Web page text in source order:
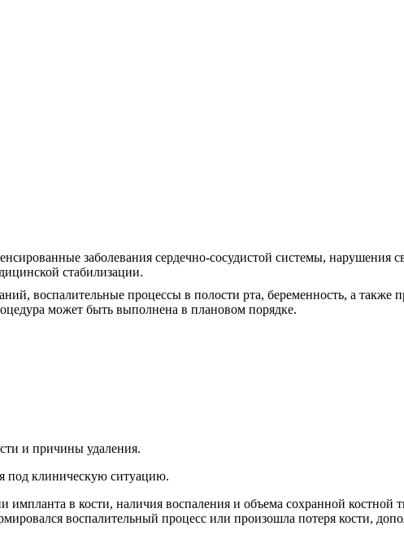
заболевания сердечно-сосудистой системы, нарушения
стабилизации.
воспалительные процессы в полости рта, беременность, а также
может быть выполнена в плановом порядке.
и причины удаления.
под клиническую ситуацию.
импланта в кости, наличия воспаления и объема сохранной
воспалительный процесс или произошла потеря кости,